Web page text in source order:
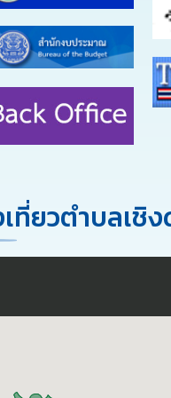
ยวตำบลเชิ